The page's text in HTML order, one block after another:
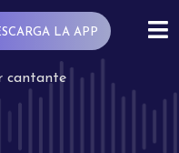
LA APP
cantante